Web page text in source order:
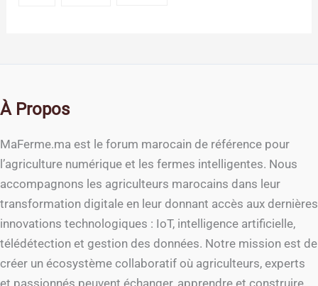
À Propos
MaFerme.ma est le forum marocain de référence pour
l’agriculture numérique et les fermes intelligentes. Nous
accompagnons les agriculteurs marocains dans leur
transformation digitale en leur donnant accès aux dernières
innovations technologiques : IoT, intelligence artificielle,
télédétection et gestion des données. Notre mission est de
créer un écosystème collaboratif où agriculteurs, experts
et passionnés peuvent échanger, apprendre et construire